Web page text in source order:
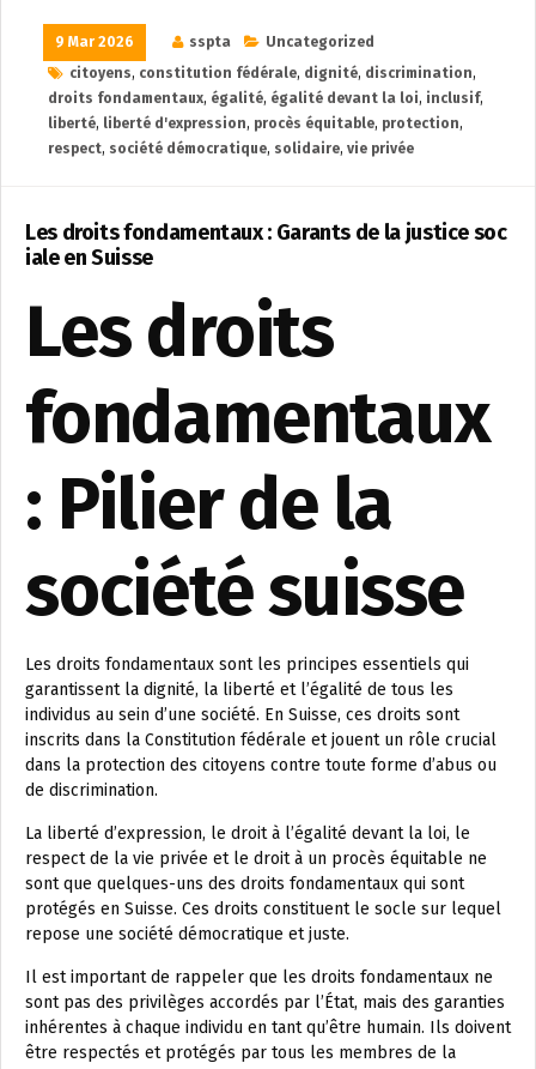
9 Mar 2026 sspta
Uncategorized
citoyens, constitution fédérale, dignité, discrimination,
droits fondamentaux, égalité, égalité devant la loi, inclusif,
liberté, liberté d'expression, procès équitable, protection,
respect, société démocratique, solidaire, vie privée
Les droits fondamentaux : Garants de la justice soc
iale en Suisse
Les droits
fondamentaux
: Pilier de la
société suisse
Les droits fondamentaux sont les principes essentiels qui
garantissent la dignité, la liberté et l’égalité de tous les
individus au sein d’une société. En Suisse, ces droits sont
inscrits dans la Constitution fédérale et jouent un rôle crucial
dans la protection des citoyens contre toute forme d’abus ou
de discrimination.
La liberté d’expression, le droit à l’égalité devant la loi, le
respect de la vie privée et le droit à un procès équitable ne
sont que quelques-uns des droits fondamentaux qui sont
protégés en Suisse. Ces droits constituent le socle sur lequel
repose une société démocratique et juste.
Il est important de rappeler que les droits fondamentaux ne
sont pas des privilèges accordés par l’État, mais des garanties
inhérentes à chaque individu en tant qu’être humain. Ils doivent
être respectés et protégés par tous les membres de la